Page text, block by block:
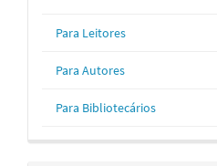
Para Leitores
Para Autores
Para Bibliotecários